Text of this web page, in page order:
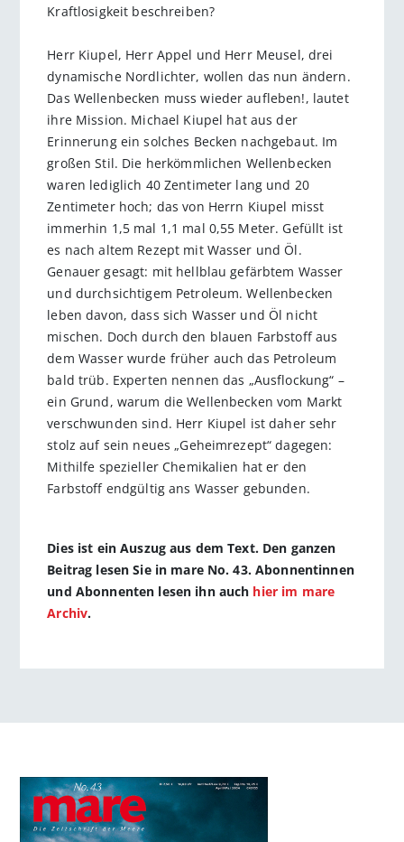
Kraftlosigkeit beschreiben?
Herr Kiupel, Herr Appel und Herr Meusel, drei
dynamische Nordlichter, wollen das nun ändern.
Das Wellenbecken muss wieder aufleben!, lautet
ihre Mission. Michael Kiupel hat aus der
Erinnerung ein solches Becken nachgebaut. Im
großen Stil. Die herkömmlichen Wellenbecken
waren lediglich 40 Zentimeter lang und 20
Zentimeter hoch; das von Herrn Kiupel misst
immerhin 1,5 mal 1,1 mal 0,55 Meter. Gefüllt ist
es nach altem Rezept mit Wasser und Öl.
Genauer gesagt: mit hellblau gefärbtem Wasser
und durchsichtigem Petroleum. Wellenbecken
leben davon, dass sich Wasser und Öl nicht
mischen. Doch durch den blauen Farbstoff aus
dem Wasser wurde früher auch das Petroleum
bald trüb. Experten nennen das „Ausflockung“ –
ein Grund, warum die Wellenbecken vom Markt
verschwunden sind. Herr Kiupel ist daher sehr
stolz auf sein neues „Geheimrezept“ dagegen:
Mithilfe spezieller Chemikalien hat er den
Farbstoff endgültig ans Wasser gebunden.
Dies ist ein Auszug aus dem Text. Den ganzen
Beitrag lesen Sie in mare No. 43. Abonnentinnen
und Abonnenten lesen ihn auch hier im mare
Archiv.